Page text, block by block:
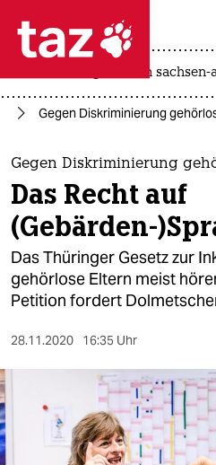
 taz zahl
taz zahl ich
themen
politik
öko
gesellschaft
sport
berlin
landtagswahl in sachsen-
Gegen Diskriminierung
Gegen Diskriminierung
Das Recht auf
(Gebärden-
Das Thüringer Gesetz zur
gehörlose Eltern meist
Petition fordert
28.11.2020 16:35 Uhr